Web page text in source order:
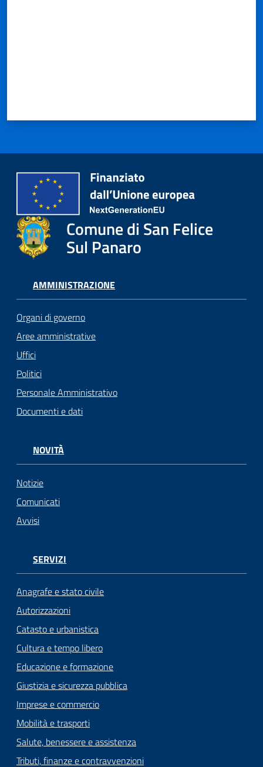
Comune di San Felice
Sul Panaro
AMMINISTRAZIONE
Organi di governo
Aree amministrative
Uffici
Politici
Personale Amministrativo
Documenti e dati
NOVITÀ
Notizie
Comunicati
Avvisi
SERVIZI
Anagrafe e stato civile
Autorizzazioni
Catasto e urbanistica
Cultura e tempo libero
Educazione e formazione
Giustizia e sicurezza pubblica
Imprese e commercio
Mobilità e trasporti
Salute, benessere e assistenza
Tributi, finanze e contravvenzioni